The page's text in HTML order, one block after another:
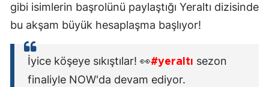
gibi isimlerin başrolünü paylaştığı Yeraltı dizisinde
bu akşam büyük hesaplaşma başlıyor!
İyice köşeye sıkıştılar! 👀#yeraltı sezon
finaliyle NOW'da devam ediyor.